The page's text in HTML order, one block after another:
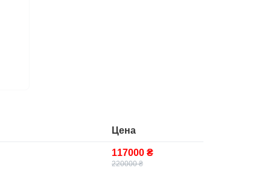
Цена
117000 ₴
220000 ₴